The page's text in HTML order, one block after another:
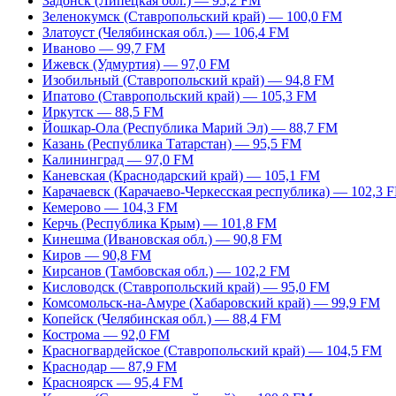
Зеленокумск (Ставропольский край) — 100,0 FM
Златоуст (Челябинская обл.) — 106,4 FM
Иваново — 99,7 FM
Ижевск (Удмуртия) — 97,0 FM
Изобильный (Ставропольский край) — 94,8 FM
Ипатово (Ставропольский край) — 105,3 FM
Иркутск — 88,5 FM
Йошкар-Ола (Республика Марий Эл) — 88,7 FM
Казань (Республика Татарстан) — 95,5 FM
Калининград — 97,0 FM
Каневская (Краснодарский край) — 105,1 FM
Карачаевск (Карачаево-Черкесская республика) — 102,3
Кемерово — 104,3 FM
Керчь (Республика Крым) — 101,8 FM
Кинешма (Ивановская обл.) — 90,8 FM
Киров — 90,8 FM
Кирсанов (Тамбовская обл.) — 102,2 FM
Кисловодск (Ставропольский край) — 95,0 FM
Комсомольск-на-Амуре (Хабаровский край) — 99,9 FM
Копейск (Челябинская обл.) — 88,4 FM
Кострома — 92,0 FM
Красногвардейское (Ставропольский край) — 104,5 FM
Краснодар — 87,9 FM
Красноярск — 95,4 FM